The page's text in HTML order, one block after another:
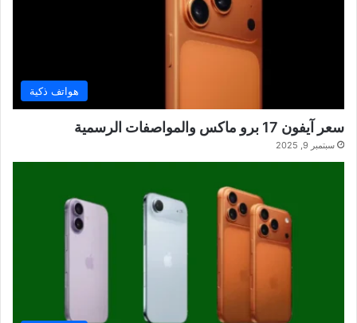
هواتف ذكية
سعر آيفون 17 برو ماكس والمواصفات الرسمية
سبتمبر 9, 2025